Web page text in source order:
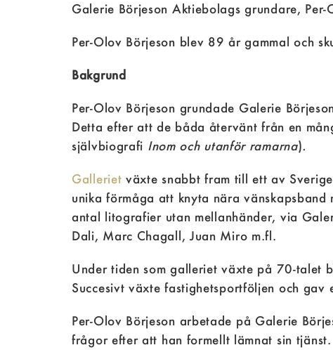
Galerie Börjeson Aktiebolags grundare,
Per-Olov Börjeson blev 89 år gammal och
Bakgrund
Per-Olov Börjeson grundade Galerie
Detta efter att de båda återvänt från en
självbiografi Inom och utanför ramarna).
Galleriet växte snabbt fram till ett av
unika förmåga att knyta nära
antal litografier utan mellanhänder, via
Dali, Marc Chagall, Juan Miro m.fl.
Under tiden som galleriet växte på 70-talet
Succesivt växte fastighetsportföljen och
Per-Olov Börjeson arbetade på Galerie
frågor efter att han formellt lämnat sin tjänst.